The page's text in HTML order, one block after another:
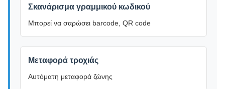
Σκανάρισμα γραμμικού κωδικού
Μπορεί να σαρώσει barcode, QR code
Μεταφορά τροχιάς
Αυτόματη μεταφορά ζώνης